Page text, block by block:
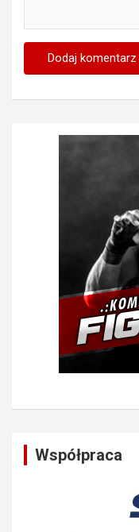
Współpraca